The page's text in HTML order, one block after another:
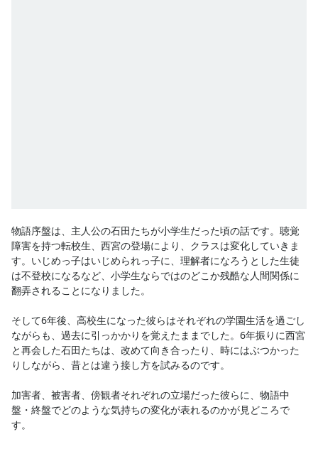
物語序盤は、主人公の石田たちが小学生だった頃の話です。聴覚
障害を持つ転校生、西宮の登場により、クラスは変化していきま
す。いじめっ子はいじめられっ子に、理解者になろうとした生徒
は不登校になるなど、小学生ならではのどこか残酷な人間関係に
翻弄されることになりました。
そして6年後、高校生になった彼らはそれぞれの学園生活を過ごし
ながらも、過去に引っかかりを覚えたままでした。6年振りに西宮
と再会した石田たちは、改めて向き合ったり、時にはぶつかった
りしながら、昔とは違う接し方を試みるのです。
加害者、被害者、傍観者それぞれの立場だった彼らに、物語中
盤・終盤でどのような気持ちの変化が表れるのかが見どころで
す。